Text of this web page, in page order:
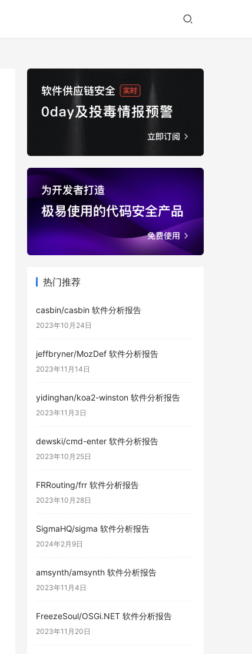
热门推荐
casbin/casbin 软件分析报告
2023年10月24日
jeffbryner/MozDef 软件分析报告
2023年11月14日
yidinghan/koa2-winston 软件分析报告
2023年11月3日
dewski/cmd-enter 软件分析报告
2023年10月25日
FRRouting/frr 软件分析报告
2023年10月28日
SigmaHQ/sigma 软件分析报告
2024年2月9日
amsynth/amsynth 软件分析报告
2023年11月4日
FreezeSoul/OSGi.NET 软件分析报告
2023年11月20日